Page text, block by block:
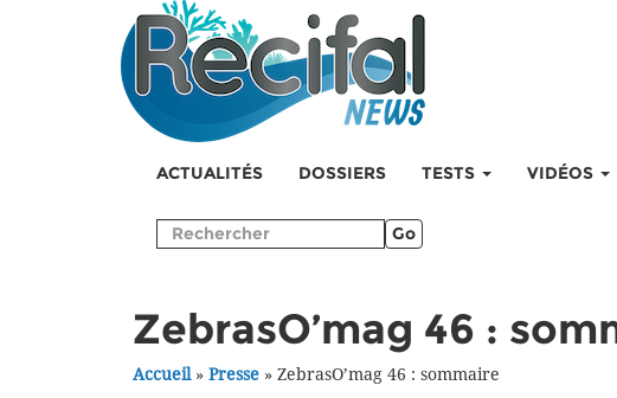
ACTUALITÉS DOSSIERS TESTS VIDÉOS
Go
ZebrasO’mag 46 :
Accueil» Presse » ZebrasO’mag 46 : sommaire